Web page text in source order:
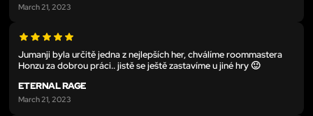
March 21, 2023
Jumanji byla určitě jedna z nejlepších her, chválíme roommastera
Honzu za dobrou práci.. jistě se ještě zastavíme u jiné hry 🙂
ETERNAL RAGE
March 21, 2023